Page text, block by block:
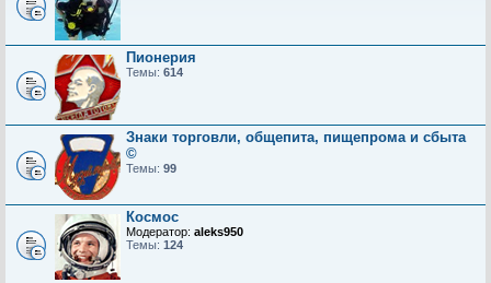
Пионерия
Темы: 614
Знаки торговли, общепита, пищепрома и сбыта
©
Темы: 99
Космос
Модератор: aleks950
Темы: 124